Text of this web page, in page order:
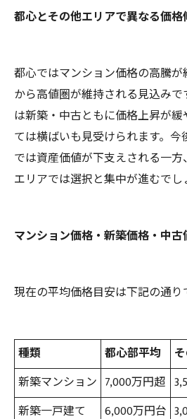
都心とその他エリアで異なる価
都心ではマンション価格の高騰
から高値圏が維持される見込み
は新築・中古ともに価格上昇が
ては横ばいも見受けられます。
では資産価値が下支えされる一
エリアでは選択と集中が進むでし
マンション価格・新築価格・中
現在の平均価格目安は下記の通り
種類 都心部平均
新築マンション 7,000万円超
新築一戸建て
6,000万円台